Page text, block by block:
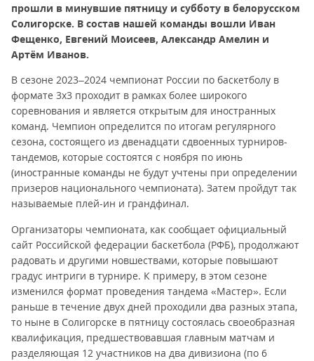
прошли в минувшие пятницу и субботу в белорусском
Солигорске. В состав нашей команды вошли Иван
Фещенко, Евгений Моисеев, Александр Амелин и
Артём Иванов.
В сезоне 2023–2024 чемпионат России по баскетболу в
формате 3х3 проходит в рамках более широкого
соревнования и является открытым для иностранных
команд. Чемпион определится по итогам регулярного
сезона, состоящего из двенадцати сдвоенных турниров-
тандемов, которые состоятся с ноября по июнь
(иностранные команды не будут учтены при определении
призеров национального чемпионата). Затем пройдут так
называемые плей-ин и грандфинал.
Организаторы чемпионата, как сообщает официальный
сайт Российской федерации баскетбола (РФБ), продолжают
радовать и другими новшествами, которые повышают
градус интриги в турнире. К примеру, в этом сезоне
изменился формат проведения тандема «Мастер». Если
раньше в течение двух дней проходили два разных этапа,
то ныне в Солигорске в пятницу состоялась своеобразная
квалификация, предшествовавшая главным матчам и
разделяющая 12 участников на два дивизиона (по 6